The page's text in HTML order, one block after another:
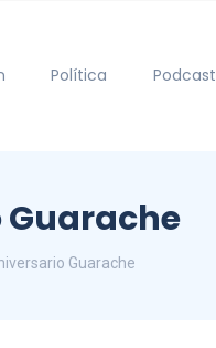
Política Podcast
Guarache
Guarache